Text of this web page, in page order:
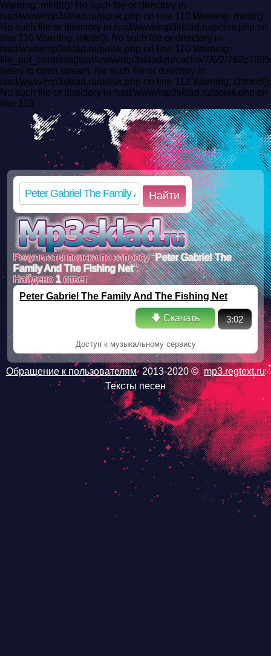
Warning: mkdir(): No such file or directory in
/ssd/www/mp3sklad.ru/poisk.php on line 110 Warning: mkdir():
No such file or directory in /ssd/www/mp3sklad.ru/poisk.php on
line 110 Warning: mkdir(): No such file or directory in
/ssd/www/mp3sklad.ru/poisk.php on line 110 Warning:
file_put_contents(/ssd/www/mp3sklad.ru/cache/7/6/2/
failed to open stream: No such file or directory in
/ssd/www/mp3sklad.ru/poisk.php on line 112 Warning: chmod():
No such file or directory in /ssd/www/mp3sklad.ru/poisk.php on
line 113
Найти
Результаты поиска по запросу "Peter Gabriel The
Family And The Fishing Net":
Найдено1ответ
Peter Gabriel The Family And The Fishing Net
🡇 Скачать 3:02
Доступ к музыкальному сервису
Обращение к пользователям 2013-2020 © mp3.regtext.ru
Тексты песен